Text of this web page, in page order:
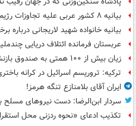
بیانیه ۸ کشور عربی علیه تجاوزات رژیم صهیونیستی در غزه
بیانیه خانواده شهید لاریجانی درباره
عربستان فرمانده ائتلاف دریایی
زیان بیش از ۱۰۰ همتی به صندوق‌ بازنشستگی نفت
ترکیه: تروریسم اسرائیل در کرانه
ایران آقای بلامنازع تنگه هرمز!
سردار ابن‌الرضا: دست نیروهای مسلح
تکذیب ادعای «نحوه ردزنی محل